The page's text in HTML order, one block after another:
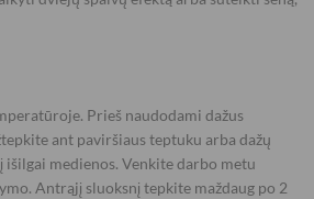
Prieš naudodami dažus
ant paviršiaus teptuku arba dažų
medienos. Venkite darbo metu
Antrąjį sluoksnį tepkite maždaug po 2